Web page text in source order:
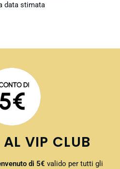
data stimata
VIP CLUB
di 5€ valido per tutti gli